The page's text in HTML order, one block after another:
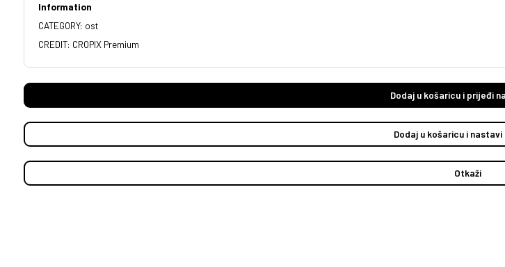
Information
CATEGORY: ost
CREDIT: CROPIX Premium
Dodaj u košaricu i prijeđi
Dodaj u košaricu i nastavi
Otkaži